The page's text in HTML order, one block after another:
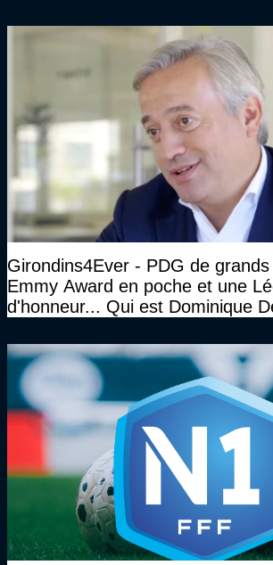
Girondins4Ever - PDG de
Emmy Award en poche et une
d'honneur... Qui est Dominique